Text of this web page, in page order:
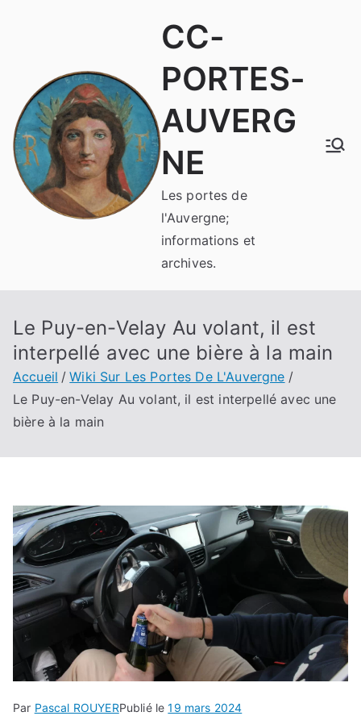
CC-
PORTES-
AUVERG
NE
Les portes de
l'Auvergne;
informations et
archives.
Le Puy-en-Velay Au volant, il est
interpellé avec une bière à la main
Accueil
Wiki Sur Les Portes De L'Auvergne
Le Puy-en-Velay Au volant, il est interpellé avec une
bière à la main
Par Pascal ROUYERPublié le19 mars 2024